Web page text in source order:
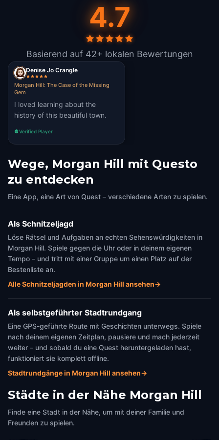
4.7
Basierend auf 42+ lokalen Bewertungen
Denise Jo Crangle
Morgan Hill: The Case of the Missing
Gem
I loved learning about the
history of this beautiful town.
Verified Player
Wege, Morgan Hill mit Questo
zu entdecken
Eine App, eine Art von Quest – verschiedene Arten zu spielen.
Als Schnitzeljagd
Löse Rätsel und Aufgaben an echten Sehenswürdigkeiten in
Morgan Hill. Spiele gegen die Uhr oder in deinem eigenen
Tempo – und tritt mit einer Gruppe um einen Platz auf der
Bestenliste an.
Alle Schnitzeljagden in Morgan Hill ansehen→
Als selbstgeführter Stadtrundgang
Eine GPS-geführte Route mit Geschichten unterwegs. Spiele
nach deinem eigenen Zeitplan, pausiere und mach jederzeit
weiter – und sobald du eine Quest heruntergeladen hast,
funktioniert sie komplett offline.
Stadtrundgänge in Morgan Hill ansehen→
Städte in der Nähe Morgan Hill
Finde eine Stadt in der Nähe, um mit deiner Familie und
Freunden zu spielen.